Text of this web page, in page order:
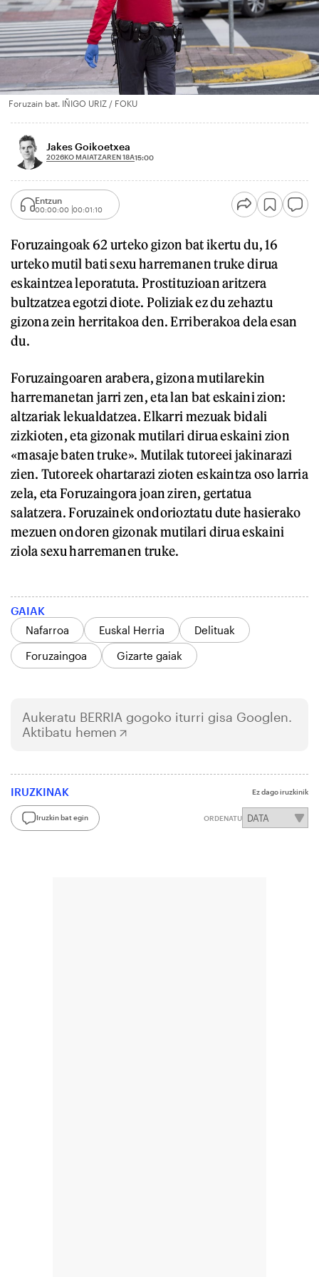
Foruzain bat. IÑIGO URIZ / FOKU
Jakes Goikoetxea
2026KO MAIATZAREN 18A15:00
Entzun
00:00:00 00:01:10
Foruzaingoak 62 urteko gizon bat ikertu du, 16
urteko mutil bati sexu harremanen truke dirua
eskaintzea leporatuta. Prostituzioan aritzera
bultzatzea egotzi diote. Poliziak ez du zehaztu
gizona zein herritakoa den. Erriberakoa dela esan
du.
Foruzaingoaren arabera, gizona mutilarekin
harremanetan jarri zen, eta lan bat eskaini zion:
altzariak lekualdatzea. Elkarri mezuak bidali
zizkioten, eta gizonak mutilari dirua eskaini zion
«masaje baten truke». Mutilak tutoreei jakinarazi
zien. Tutoreek ohartarazi zioten eskaintza oso larria
zela, eta Foruzaingora joan ziren, gertatua
salatzera. Foruzainek ondorioztatu dute hasierako
mezuen ondoren gizonak mutilari dirua eskaini
ziola sexu harremanen truke.
GAIAK
Nafarroa
Euskal Herria
Delituak
Foruzaingoa
Gizarte gaiak
Aukeratu BERRIA gogoko iturri gisa Googlen.
Aktibatu hemen
IRUZKINAK Ez dago iruzkinik
Iruzkin bat egin ORDENATU